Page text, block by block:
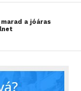
a jóáras